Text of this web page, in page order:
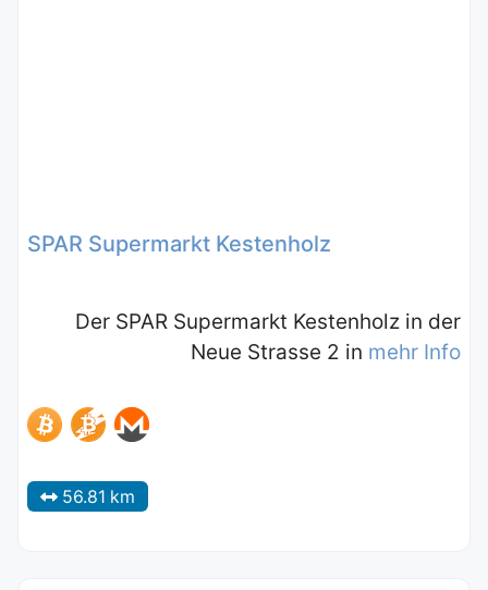
SPAR Supermarkt Kestenholz
Der SPAR Supermarkt Kestenholz in der
Neue Strasse 2 in mehr Info
56.81 km